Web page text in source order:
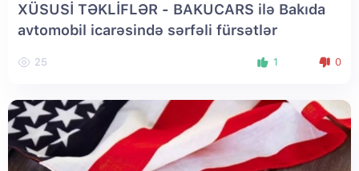
XÜSUSİ TƏKLİFLƏR - BAKUCARS ilə Bakıda
avtomobil icarəsində sərfəli fürsətlər
25 1 0